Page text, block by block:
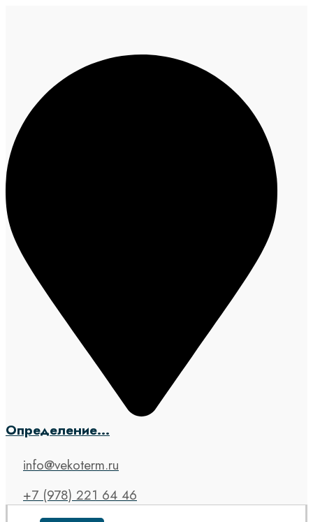
Определение...
info@vekoterm.ru
+7 (978) 221 64 46